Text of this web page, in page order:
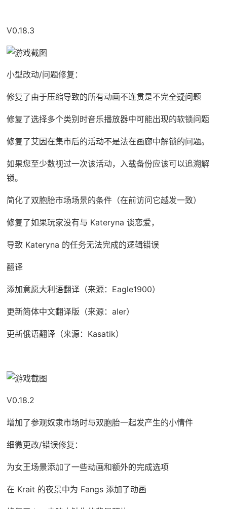
V0.18.3
小型改动/问题修复：
修复了由于压缩导致的所有动画不连贯是不完全疑问题
修复了选择多个类别时音乐播放器中可能出现的软锁问题
修复了艾因在集市后的活动不是法在画廊中解锁的问题。
如果您至少数视过一次该活动，入载备份应该可以追溯解
锁。
简化了双胞胎市场场景的条件（在前访问它越发一致）
修复了如果玩家没有与 Kateryna 谈恋爱，
导致 Kateryna 的任务无法完成的逻辑错误
翻译
添加意愿大利语翻译（来源：Eagle1900）
更新简体中文翻译版（来源：aler）
更新俄语翻译（来源：Kasatik）
V0.18.2
增加了参观奴隶市场时与双胞胎一起发产生的小情件
细微更改/错误修复：
为女王场景添加了一些动画和额外的完成选项
在 Krait 的夜景中为 Fangs 添加了动画